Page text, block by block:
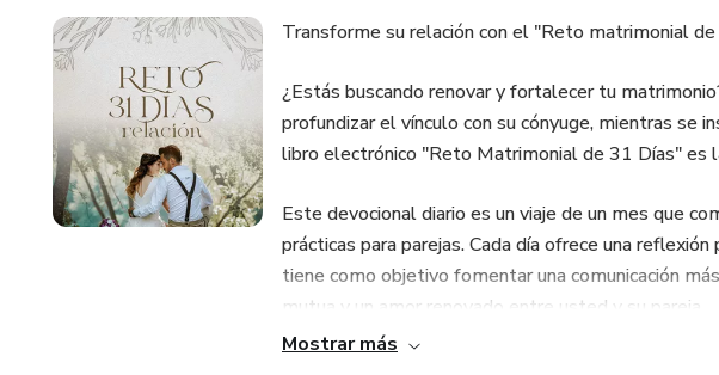
Transforme su relación con el "Reto matrimonial
¿Estás buscando renovar y fortalecer tu
profundizar el vínculo con su cónyuge, mientras se
libro electrónico "Reto Matrimonial de 31 Días" es
Este devocional diario es un viaje de un mes que
prácticas para parejas. Cada día ofrece una
tiene como objetivo fomentar una comunicación
mutua y un amor renovado entre usted y su pareja.
Mostrar más